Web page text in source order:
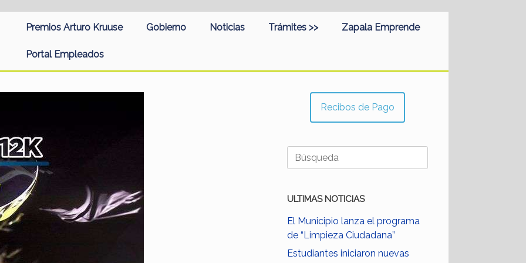
Premios Arturo Kruuse Gobierno Noticias Trámites >> Zapala Emprende
Portal Empleados
Recibos de Pago
Buscar:
ULTIMAS NOTICIAS
El Municipio lanza el programa
de “Limpieza Ciudadana”
Estudiantes iniciaron nuevas